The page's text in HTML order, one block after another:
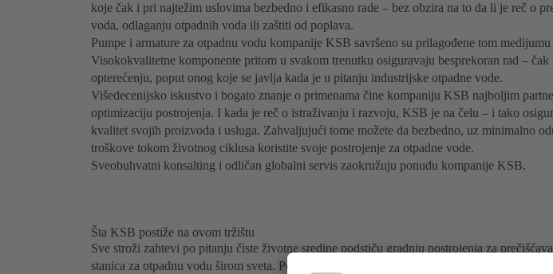
koje čak i pri najtežim uslovima bezbedno i efikasno rade – bez obzira na to da li je reč o
voda, odlaganju otpadnih voda ili zaštiti od poplava.
Pumpe i armature za otpadnu vodu kompanije KSB savršeno su prilagođene tom
Visokokvalitetne komponente pritom u svakom trenutku osiguravaju besprekoran rad – čak
opterećenju, poput onog koje se javlja kada je u pitanju industrijske otpadne vode.
Višedecenijsko iskustvo i bogato znanje o primenama čine kompaniju KSB najboljim
optimizaciju postrojenja. I kada je reč o istraživanju i razvoju, KSB je na čelu – i tako
kvalitet svojih proizvoda i usluga. Zahvaljujući tome možete da bezbedno, uz minimalno
troškove tokom životnog ciklusa koristite svoje postrojenje za otpadne vode.
Sveobuhvatni konsalting i odličan globalni servis zaokružuju ponudu kompanije KSB.
Šta KSB postiže na ovom tržištu
Sve stroži zahtevi po pitanju čiste životne sredine podstiču gradnju postrojenja za
stanica za otpadnu vodu širom sveta. Potrebe za nadoknađivanjem zaostatka u zaštiti životne